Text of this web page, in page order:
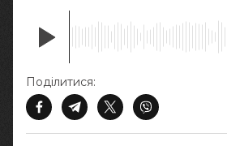
Поділитися: